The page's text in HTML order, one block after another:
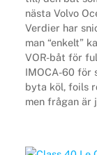
nästa Volvo
Verdier har
man “enkelt”
VOR-båt för
IMOCA-60 för
byta köl, foils
men frågan är